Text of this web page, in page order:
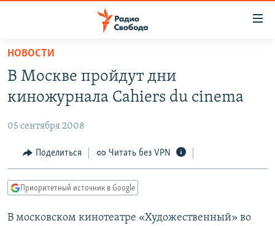
упрощенного
доступа
основному
Вернутся
главной
навигации
Вернутся
АВТОРСКИЕ ПРОЕКТЫ
ЦИТАТЫ СВОБОДЫ
МНЕНИЯ
IDEL.РЕАЛИИ
КАВКАЗ.РЕАЛИИ
НОВОСТИ
В Москве пройдут дни
киножурнала Cahiers du cinema
05 сентября 2008
Поделиться Читать без VPN
Приоритетный источник в Google
В московском кинотеатре «Художественный» во